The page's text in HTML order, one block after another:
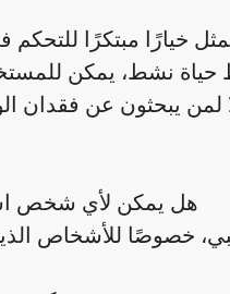
خيارًا مبتكرًا للتحكم
نشط، يمكن
هل يمكن لأي شخص